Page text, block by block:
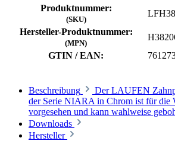
Produktnummer:
(SKU)
Hersteller-Produktnummer:
(MPN)
GTIN / EAN:
Beschreibung
Der LAUFEN
der Serie NIARA in Chrom ist für die
vorgesehen und kann wahlweise
Downloads
Hersteller